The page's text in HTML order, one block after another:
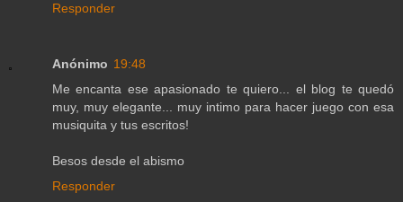
Responder
Anónimo 19:48
Me encanta ese apasionado te quiero... el blog te quedó
muy, muy elegante... muy intimo para hacer juego con esa
musiquita y tus escritos!
Besos desde el abismo
Responder